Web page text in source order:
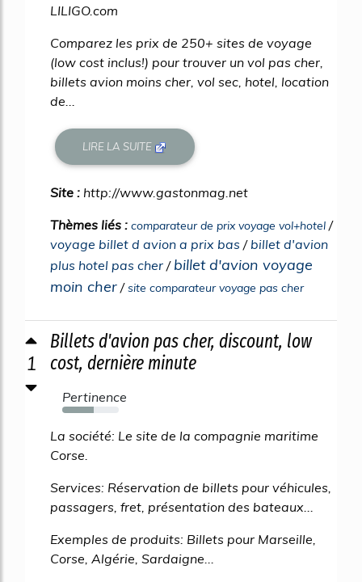
LILIGO.com
Comparez les prix de 250+ sites de voyage
(low cost inclus!) pour trouver un vol pas cher,
billets avion moins cher, vol sec, hotel, location
de...
LIRE LA SUITE
Site : http://www.gastonmag.net
Thèmes liés : comparateur de prix voyage vol+hotel /
voyage billet d avion a prix bas / billet d'avion
plus hotel pas cher / billet d'avion voyage
moin cher /site comparateur voyage pas cher
1
Billets d'avion pas cher, discount, low
cost, dernière minute
Pertinence
56%
La société: Le site de la compagnie maritime
Corse.
Services: Réservation de billets pour véhicules,
passagers, fret, présentation des bateaux...
Exemples de produits: Billets pour Marseille,
Corse, Algérie, Sardaigne...